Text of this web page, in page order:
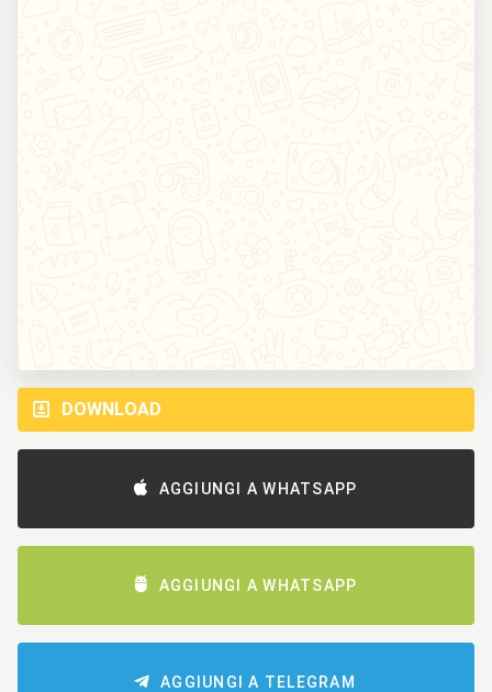
DOWNLOAD
AGGIUNGI A WHATSAPP
AGGIUNGI A WHATSAPP
AGGIUNGI A TELEGRAM